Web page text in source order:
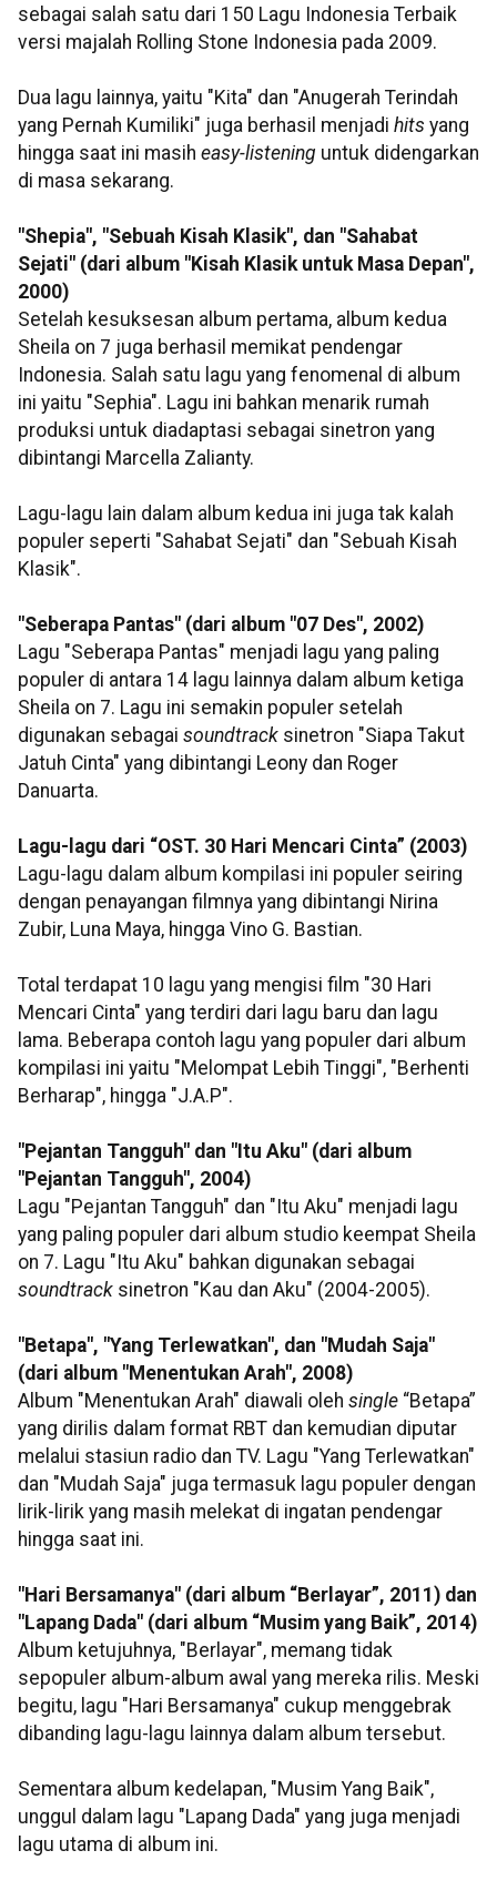
sebagai salah satu dari 150 Lagu Indonesia Terbaik
versi majalah Rolling Stone Indonesia pada 2009.
Dua lagu lainnya, yaitu "Kita" dan "Anugerah Terindah
yang Pernah Kumiliki" juga berhasil menjadi hits yang
hingga saat ini masih easy-listening untuk didengarkan
di masa sekarang.
"Shepia", "Sebuah Kisah Klasik", dan "Sahabat
Sejati" (dari album "Kisah Klasik untuk Masa Depan",
2000)
Setelah kesuksesan album pertama, album kedua
Sheila on 7 juga berhasil memikat pendengar
Indonesia. Salah satu lagu yang fenomenal di album
ini yaitu "Sephia". Lagu ini bahkan menarik rumah
produksi untuk diadaptasi sebagai sinetron yang
dibintangi Marcella Zalianty.
Lagu-lagu lain dalam album kedua ini juga tak kalah
populer seperti "Sahabat Sejati" dan "Sebuah Kisah
Klasik".
"Seberapa Pantas" (dari album "07 Des", 2002)
Lagu "Seberapa Pantas" menjadi lagu yang paling
populer di antara 14 lagu lainnya dalam album ketiga
Sheila on 7. Lagu ini semakin populer setelah
digunakan sebagai soundtrack sinetron "Siapa Takut
Jatuh Cinta" yang dibintangi Leony dan Roger
Danuarta.
Lagu-lagu dari “OST. 30 Hari Mencari Cinta” (2003)
Lagu-lagu dalam album kompilasi ini populer seiring
dengan penayangan filmnya yang dibintangi Nirina
Zubir, Luna Maya, hingga Vino G. Bastian.
Total terdapat 10 lagu yang mengisi film "30 Hari
Mencari Cinta" yang terdiri dari lagu baru dan lagu
lama. Beberapa contoh lagu yang populer dari album
kompilasi ini yaitu "Melompat Lebih Tinggi", "Berhenti
Berharap", hingga "J.A.P".
"Pejantan Tangguh" dan "Itu Aku" (dari album
"Pejantan Tangguh", 2004)
Lagu "Pejantan Tangguh" dan "Itu Aku" menjadi lagu
yang paling populer dari album studio keempat Sheila
on 7. Lagu "Itu Aku" bahkan digunakan sebagai
soundtrack sinetron "Kau dan Aku" (2004-2005).
"Betapa", "Yang Terlewatkan", dan "Mudah Saja"
(dari album "Menentukan Arah", 2008)
Album "Menentukan Arah" diawali oleh single “Betapa”
yang dirilis dalam format RBT dan kemudian diputar
melalui stasiun radio dan TV. Lagu "Yang Terlewatkan"
dan "Mudah Saja" juga termasuk lagu populer dengan
lirik-lirik yang masih melekat di ingatan pendengar
hingga saat ini.
"Hari Bersamanya" (dari album “Berlayar”, 2011) dan
"Lapang Dada" (dari album “Musim yang Baik”, 2014)
Album ketujuhnya, "Berlayar", memang tidak
sepopuler album-album awal yang mereka rilis. Meski
begitu, lagu "Hari Bersamanya" cukup menggebrak
dibanding lagu-lagu lainnya dalam album tersebut.
Sementara album kedelapan, "Musim Yang Baik",
unggul dalam lagu "Lapang Dada" yang juga menjadi
lagu utama di album ini.